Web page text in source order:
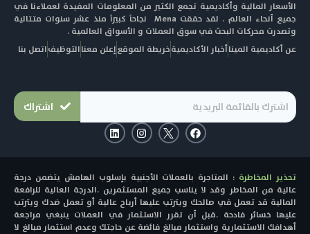
الأسعار المالية وأكاديمية تجمع الكثير من المعلومات المفيدة لعملاءنا في
جميع أنحاء العالم . لقد حققت Mena نجاحاً كبيراً منذ عشر سنوات متتالية
وتصدرت محركات البحث في سوق العملات و الأسواق العالمية .
عن أكاديمية الميناأخبار الأكاديميةخريطة الموقعإعلن معناالتوظيفاتصل بنا
اشتراك
F
a
c
o
o
k
I
n
s
g
r
a
m
L
i
n
d
i
n
تحذير المخاطرة : المتاجرة بالعملات الأجنبية بإسلوب الهامش يتضمن درجة
عالية من المخاطر وقد لا يناسب جميع المستثمرين .الدرجة العالية للرافعة
المالية قد تعمل في صالحك ويترتب عليها أرباح عالية أو تعمل ضدك ويترتب
عليها خسائر فادحة .قبل أن تقرر الاستثمار في العملات ينبغي مراجعة
أهدافك الاستثمارية واستثمار مبالغ فائضة عن حاجتك وعدم استثمار مبالغ لا